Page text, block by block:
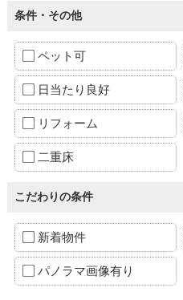
条件・その他
ペット可
日当たり良好
リフォーム
二重床
こだわりの条件
新着物件
パノラマ画像有り